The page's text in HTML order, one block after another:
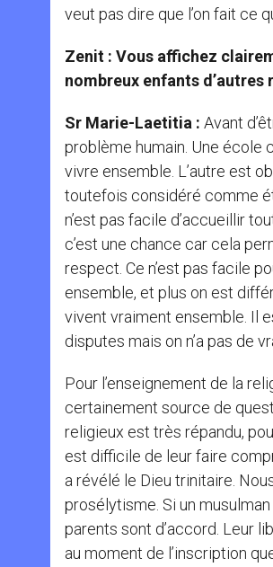
veut pas dire que l’on fait ce
Zenit : Vous affichez
nombreux enfants
Sr Marie-Laetitia : Avant
problème humain. Une école
vivre ensemble. L’autre est
toutefois considéré comme
n’est pas facile d’accueillir
c’est une chance car cela
respect. Ce n’est pas facile
ensemble, et plus on est
vivent vraiment ensemble. Il
disputes mais on n’a pas de
Pour l’enseignement de la
certainement source de
religieux est très répandu,
est difficile de leur faire
a révélé le Dieu trinitaire.
prosélytisme. Si un
parents sont d’accord. Leur
au moment de l’inscription